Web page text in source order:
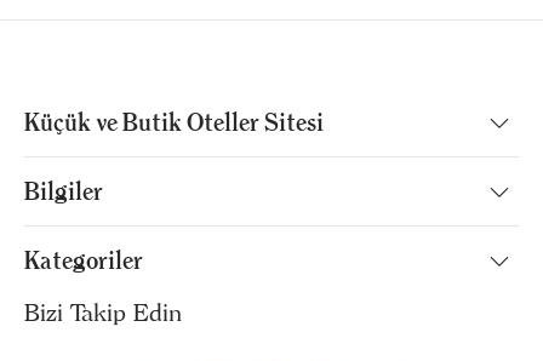
Küçük ve Butik Oteller Sitesi
Bilgiler
Kategoriler
Bizi Takip Edin